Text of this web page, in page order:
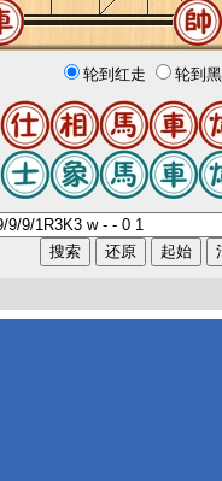
轮到红走 轮到